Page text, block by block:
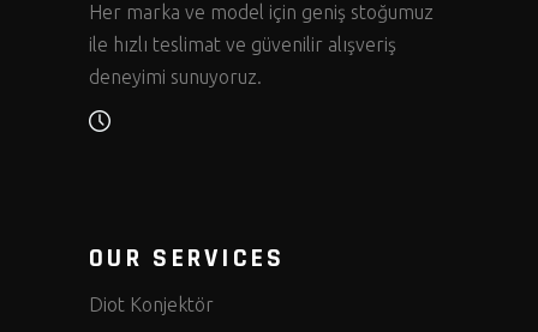
Her marka ve model için geniş stoğumuz
ile hızlı teslimat ve güvenilir alışveriş
deneyimi sunuyoruz.
OUR SERVICES
Diot Konjektör